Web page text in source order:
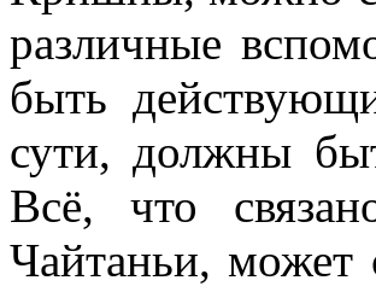
различные
быть
сути, должны
Всё, что
Чайтаньи, может